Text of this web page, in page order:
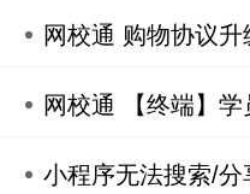
网校通 购物协议
网校通 【终端】
小程序无法搜索/分